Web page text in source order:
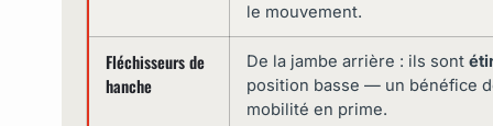
le mouvement.
Fléchisseurs de
hanche
De la jambe arrière : ils sont
position basse — un bénéfice
mobilité en prime.